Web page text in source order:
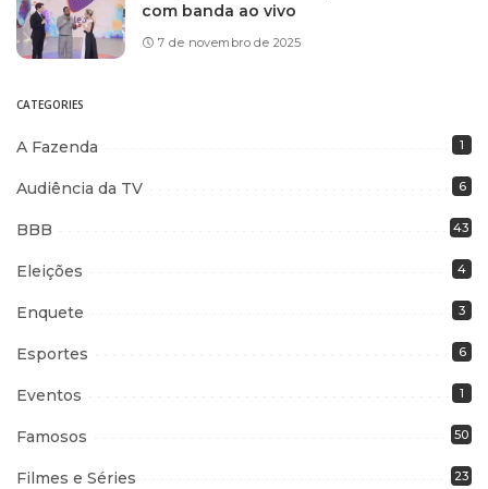
com banda ao vivo
7 de novembro de 2025
CATEGORIES
A Fazenda 1
Audiência da TV 6
BBB 43
Eleições 4
Enquete 3
Esportes 6
Eventos 1
Famosos 50
Filmes e Séries 23